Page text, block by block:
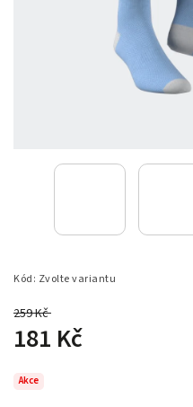
Kód: Zvolte variantu
259 Kč
181 Kč
Akce